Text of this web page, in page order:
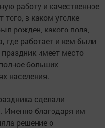
работу и качественное
того, в каком уголке
рожден, какого пола,
где работает и кем были
имеет место
больших
населения.
сделали
Именно благодаря им
решение о